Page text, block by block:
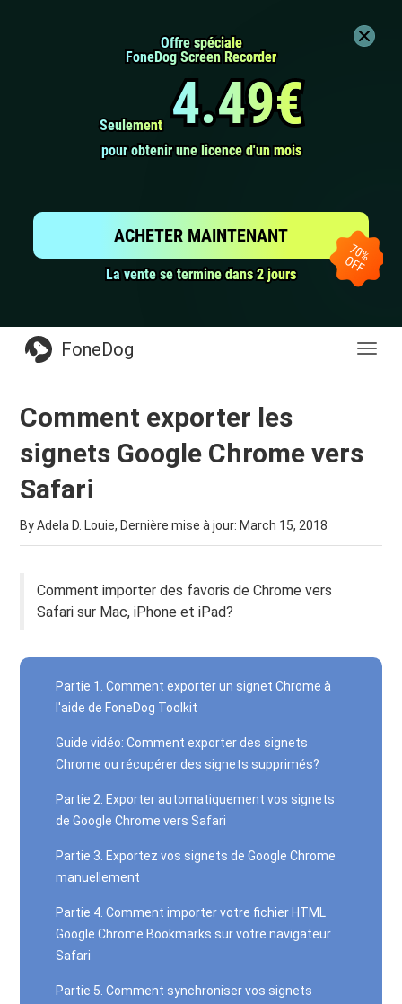
Offre spéciale
Offre spéciale
FoneDog Screen Recorder
FoneDog Screen Recorder
Seulement
Seulement 4.49€
4.49€
pour obtenir une licence d'un mois
pour obtenir une licence d'un mois
La vente se termine dans 2 jours
La vente se termine dans 2 jours
ACHETER MAINTENANT
FoneDog
Comment exporter les
signets Google Chrome vers
Safari
By Adela D. Louie, Dernière mise à jour: March 15, 2018
Comment importer des favoris de Chrome vers
Safari sur Mac, iPhone et iPad?
Partie 1. Comment exporter un signet Chrome à
l'aide de FoneDog Toolkit
Guide vidéo: Comment exporter des signets
Chrome ou récupérer des signets supprimés?
Partie 2. Exporter automatiquement vos signets
de Google Chrome vers Safari
Partie 3. Exportez vos signets de Google Chrome
manuellement
Partie 4. Comment importer votre fichier HTML
Google Chrome Bookmarks sur votre navigateur
Safari
Partie 5. Comment synchroniser vos signets